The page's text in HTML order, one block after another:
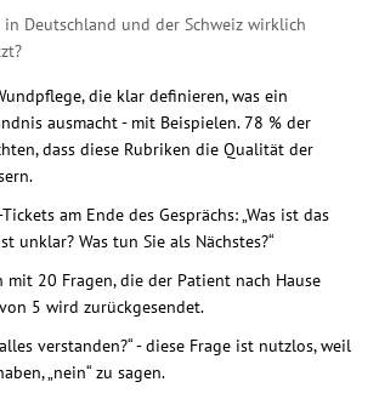
Deutschland und der Schweiz wirklich
die klar definieren, was ein
ausmacht - mit Beispielen. 78 % der
dass diese Rubriken die Qualität der
am Ende des Gesprächs: „Was ist das
unklar? Was tun Sie als Nächstes?“
mit 20 Fragen, die der Patient nach Hause
5 wird zurückgesendet.
verstanden?“ - diese Frage ist nutzlos, weil
„nein“ zu sagen.